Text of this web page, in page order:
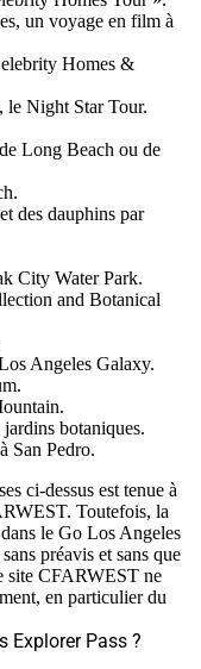
un voyage en film à
Homes &
le Night Star Tour.
Long Beach ou de
des dauphins par
City Water Park.
and Botanical
Angeles Galaxy.
jardins botaniques.
San Pedro.
ci-dessus est tenue à
Toutefois, la
le Go Los Angeles
préavis et sans que
site CFARWEST ne
en particulier du
Explorer Pass ?